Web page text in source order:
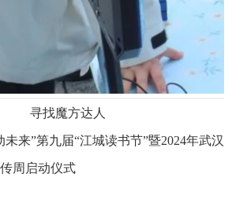
寻找魔方达人
未来”第九届“江城读书节”暨2024年武汉
周启动仪式